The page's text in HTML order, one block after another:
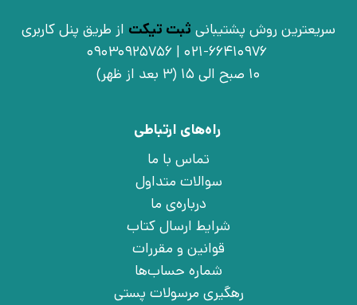
سریعترین روش پشتیبانی ثبت تیکت از طریق پنل کاربری
021-66410976 | 09030925756
10 صبح الی 15 (3 بعد از ظهر)
راه‌های ارتباطی
تماس با ما
سوالات متداول
درباره‌ی ما
شرایط ارسال کتاب
قوانین و مقررات
شماره حساب‌ها
رهگیری مرسولات پستی